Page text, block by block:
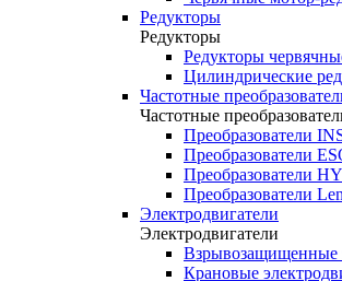
Редукторы
Редукторы
Редукторы
Цилиндрические
Частотные
Частотные
Преобразователи
Преобразователи
Преобразователи
Преобразователи
Электродвигатели
Электродвигатели
Взрывозащищенные
Крановые